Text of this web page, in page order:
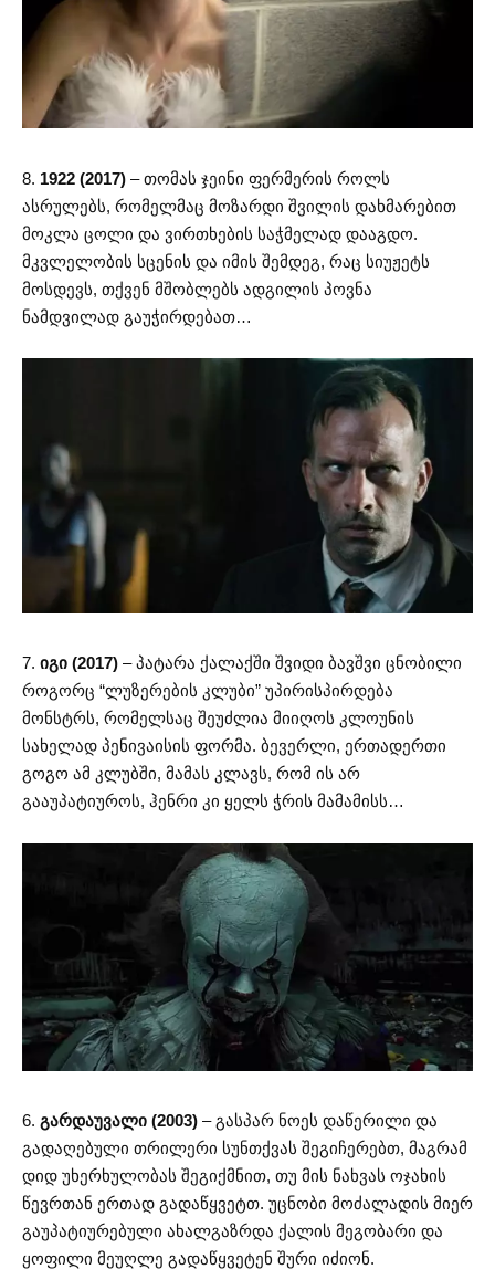
8. 1922 (2017) – თომას ჯეინი ფერმერის როლს
ასრულებს, რომელმაც მოზარდი შვილის დახმარებით
მოკლა ცოლი და ვირთხების საჭმელად დააგდო.
მკვლელობის სცენის და იმის შემდეგ, რაც სიუჟეტს
მოსდევს, თქვენ მშობლებს ადგილის პოვნა
ნამდვილად გაუჭირდებათ…
7. იგი (2017) – პატარა ქალაქში შვიდი ბავშვი ცნობილი
როგორც “ლუზერების კლუბი” უპირისპირდება
მონსტრს, რომელსაც შეუძლია მიიღოს კლოუნის
სახელად პენივაისის ფორმა. ბევერლი, ერთადერთი
გოგო ამ კლუბში, მამას კლავს, რომ ის არ
გააუპატიუროს, ჰენრი კი ყელს ჭრის მამამისს…
6. გარდაუვალი (2003) – გასპარ ნოეს დაწერილი და
გადაღებული თრილერი სუნთქვას შეგიჩერებთ, მაგრამ
დიდ უხერხულობას შეგიქმნით, თუ მის ნახვას ოჯახის
წევრთან ერთად გადაწყვეტთ. უცნობი მოძალადის მიერ
გაუპატიურებული ახალგაზრდა ქალის მეგობარი და
ყოფილი მეუღლე გადაწყვეტენ შური იძიონ.